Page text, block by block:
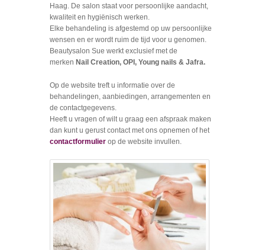
Haag. De salon staat voor persoonlijke aandacht,
kwaliteit en hygiënisch werken.
Elke behandeling is afgestemd op uw persoonlijke
wensen en er wordt ruim de tijd voor u genomen.
Beautysalon Sue werkt exclusief met de
merken Nail Creation, OPI, Young nails & Jafra.
Op de website treft u informatie over de
behandelingen, aanbiedingen, arrangementen en
de contactgegevens.
Heeft u vragen of wilt u graag een afspraak maken
dan kunt u gerust contact met ons opnemen of het
contactformulier op de website invullen.